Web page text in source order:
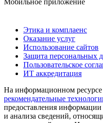
Этика и комплаенс
Оказание услуг
Использование сайтов
Защита персональных
Пользовательское
ИТ аккредитация
На информационном ресурсе
рекомендательные
предоставления информации
и анализа сведений,